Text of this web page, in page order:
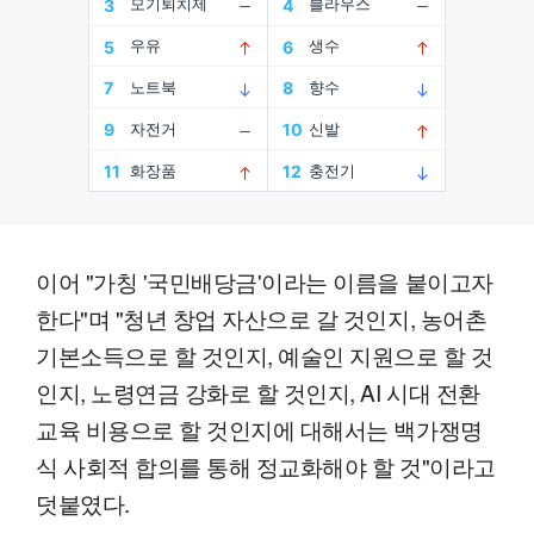
이어 "가칭 '국민배당금'이라는 이름을 붙이고자
한다"며 "청년 창업 자산으로 갈 것인지, 농어촌
기본소득으로 할 것인지, 예술인 지원으로 할 것
인지, 노령연금 강화로 할 것인지, AI 시대 전환
교육 비용으로 할 것인지에 대해서는 백가쟁명
식 사회적 합의를 통해 정교화해야 할 것"이라고
덧붙였다.